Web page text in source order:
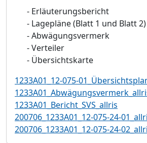
- Erläuterungsbericht
- Lagepläne (Blatt 1 und Blatt 2)
-Abwägungsvermerk
-Verteiler
- Übersichtskarte
1233A01_12-075-
1233A01_Bericht_SVS_allris
200706_1233A01_12-075-24-
200706_1233A01_12-075-24-